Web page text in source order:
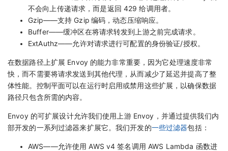
不会向上传递请求，而是返回 429 给调用者。
Gzip——支持 Gzip 编码，动态压缩响应。
Buffer——缓冲区在将请求转发到上游之前完成请求。
ExtAuthz——允许对请求进行可配置的身份验证/授权。
在数据路径上扩展 Envoy 的能力非常重要，因为它处理速度非常
快，而不需要将请求发送到其他代理，从而减少了延迟并提高了整
体性能。控制平面可以在运行时启用或禁用这些扩展，以确保数据
路径只包含所需的内容。
Envoy 的可扩展设计允许我们使用上游 Envoy，并通过提供我们内
部开发的一系列过滤器来扩展它。我们开发的一些过滤器包括：
AWS——允许使用 AWS v4 签名调用 AWS Lambda 函数进